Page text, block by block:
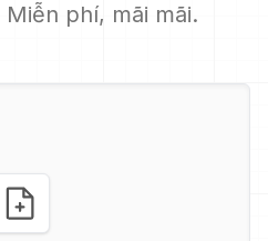
Miễn phí, mãi mãi.